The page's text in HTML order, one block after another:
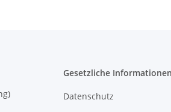
Gesetzliche Informationen
Datenschutz